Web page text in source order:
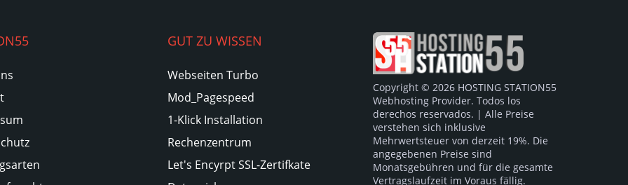
GUT ZU WISSEN
Webseiten Turbo
Mod_Pagespeed
1-Klick Installation
Rechenzentrum
Let's Encyrpt SSL-Zertifkate
Copyright © 2026 HOSTING STATION55
Webhosting Provider. Todos los
derechos reservados. | Alle Preise
verstehen sich inklusive
Mehrwertsteuer von derzeit 19%. Die
angegebenen Preise sind
Monatsgebühren und für die gesamte
Vertragslaufzeit im Voraus fällig.